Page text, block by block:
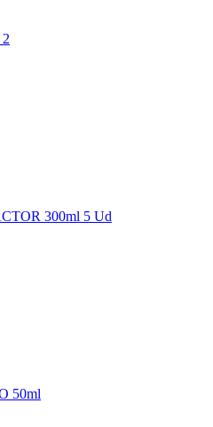
300ml 5 Ud
50ml